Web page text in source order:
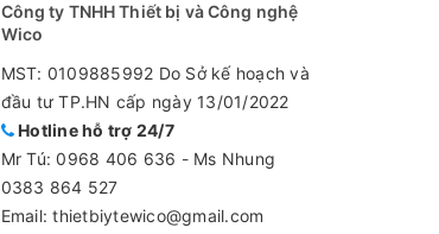
Công ty TNHH Thiết bị và Công nghệ
Wico
MST: 0109885992 Do Sở kế hoạch và
đầu tư TP.HN cấp ngày 13/01/2022
Hotline hỗ trợ 24/7
Mr Tú:0968 406 636 - Ms Nhung
0383 864 527
Email: thietbiytewico@gmail.com